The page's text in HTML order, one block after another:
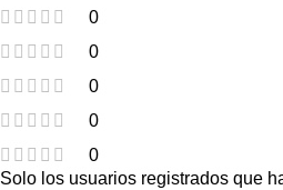
0
0
0
0
0
Solo los usuarios registrados que